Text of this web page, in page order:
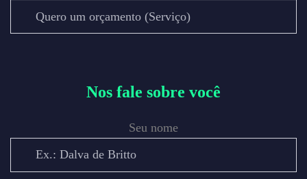
Nos fale sobre você
Seu nome